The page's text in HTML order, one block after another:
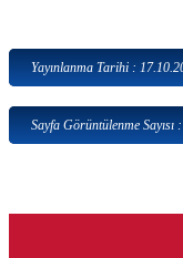
Yayınlanma Tarihi :
Sayfa Görüntülenme Sayısı :